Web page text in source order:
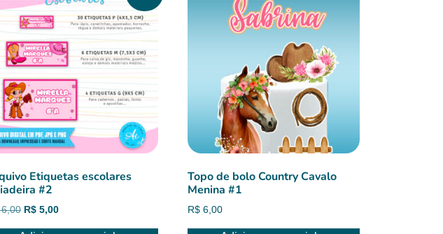
Etiquetas escolares
#2
O
R$5,00O
Topo de bolo Country Cavalo
Menina #1
R$ 6,00